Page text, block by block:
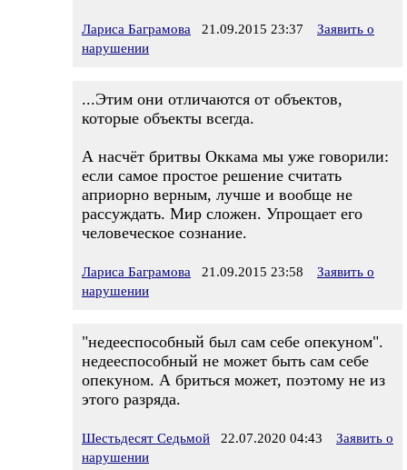
Лариса Баграмова 21.09.2015 23:37
Заявить о
нарушении
...Этим они отличаются от объектов,
которые объекты всегда.
А насчёт бритвы Оккама мы уже говорили:
если самое простое решение считать
априорно верным, лучше и вообще не
рассуждать. Мир сложен. Упрощает его
человеческое сознание.
Лариса Баграмова 21.09.2015 23:58
Заявить о
нарушении
"недееспособный был сам себе опекуном".
недееспособный не может быть сам себе
опекуном. А бриться может, поэтому не из
этого разряда.
Шестьдесят Седьмой 22.07.2020 04:43
Заявить о
нарушении